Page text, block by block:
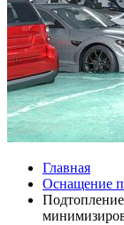
Главная
Оснащение